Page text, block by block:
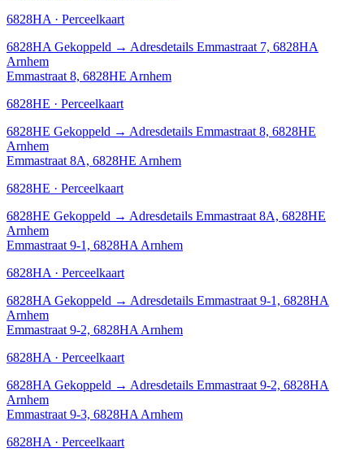
6828HA · Perceelkaart
6828HA Gekoppeld → Adresdetails Emmastraat 7, 6828HA
Arnhem
Emmastraat 8, 6828HE Arnhem
6828HE · Perceelkaart
6828HE Gekoppeld → Adresdetails Emmastraat 8, 6828HE
Arnhem
Emmastraat 8A, 6828HE Arnhem
6828HE · Perceelkaart
6828HE Gekoppeld → Adresdetails Emmastraat 8A, 6828HE
Arnhem
Emmastraat 9-1, 6828HA Arnhem
6828HA · Perceelkaart
6828HA Gekoppeld → Adresdetails Emmastraat 9-1, 6828HA
Arnhem
Emmastraat 9-2, 6828HA Arnhem
6828HA · Perceelkaart
6828HA Gekoppeld → Adresdetails Emmastraat 9-2, 6828HA
Arnhem
Emmastraat 9-3, 6828HA Arnhem
6828HA · Perceelkaart